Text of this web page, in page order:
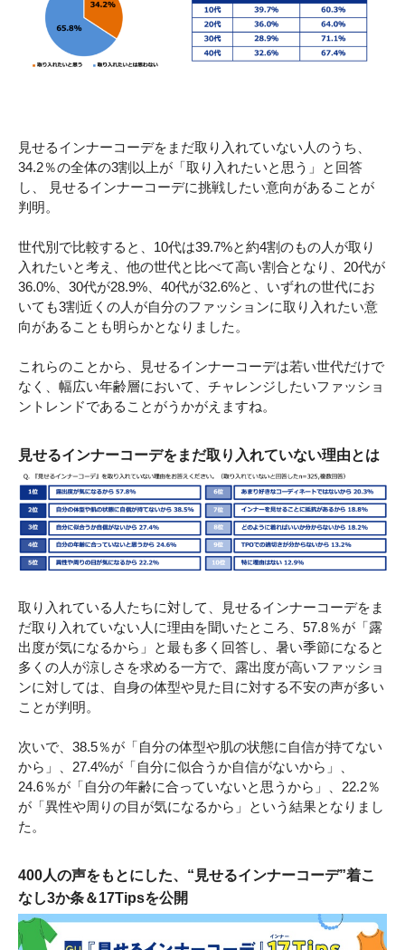
見せるインナーコーデをまだ取り入れていない人のうち、
34.2％の全体の3割以上が「取り入れたいと思う」と回答
し、 見せるインナーコーデに挑戦したい意向があることが
判明。
世代別で比較すると、10代は39.7%と約4割のもの人が取り
入れたいと考え、他の世代と比べて高い割合となり、20代が
36.0%、30代が28.9%、40代が32.6%と、いずれの世代にお
いても3割近くの人が自分のファッションに取り入れたい意
向があることも明らかとなりました。
これらのことから、見せるインナーコーデは若い世代だけで
なく、幅広い年齢層において、チャレンジしたいファッショ
ントレンドであることがうかがえますね。
見せるインナーコーデをまだ取り入れていない理由とは
取り入れている人たちに対して、見せるインナーコーデをま
だ取り入れていない人に理由を聞いたところ、57.8％が「露
出度が気になるから」と最も多く回答し、暑い季節になると
多くの人が涼しさを求める一方で、露出度が高いファッショ
ンに対しては、自身の体型や見た目に対する不安の声が多い
ことが判明。
次いで、38.5％が「自分の体型や肌の状態に自信が持てない
から」、27.4%が「自分に似合うか自信がないから」、
24.6％が「自分の年齢に合っていないと思うから」、22.2％
が「異性や周りの目が気になるから」という結果となりまし
た。
400人の声をもとにした、“見せるインナーコーデ”着こ
なし3か条＆17Tipsを公開